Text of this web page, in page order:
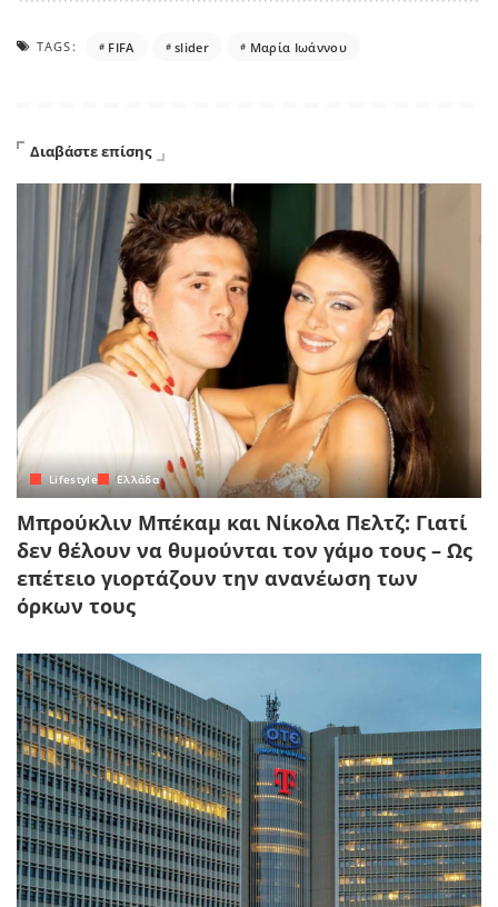
TAGS: FIFA slider Μαρία Ιωάννου
Διαβάστε επίσης
Lifestyle Ελλάδα
Μπρούκλιν Μπέκαμ και Νίκολα Πελτζ: Γιατί
δεν θέλουν να θυμούνται τον γάμο τους – Ως
επέτειο γιορτάζουν την ανανέωση των
όρκων τους